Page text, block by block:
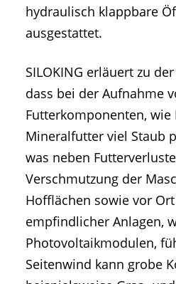
hydraulisch klappbare
ausgestattet.
SILOKING erläuert zu
dass bei der Aufnahme
Futterkomponenten, wie
Mineralfutter viel Staub
was neben
Verschmutzung der
Hofflächen sowie vor
empfindlicher Anlagen,
Photovoltaikmodulen,
Seitenwind kann grobe